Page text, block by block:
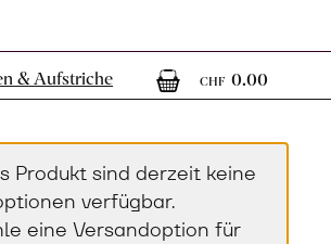
& Aufstriche
CHF 0.000
Produkt sind derzeit keine
verfügbar.
eine Versandoption für